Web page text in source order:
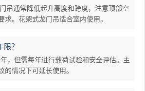
吊通常降低起升高度和跨度，注意顶部空
求。花架式龙门吊适合室内使用。
？
，但需每年进行载荷试验和安全评估。主
的情况下可延长使用。